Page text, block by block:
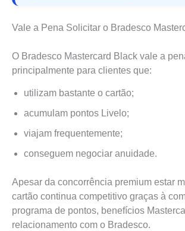
Vale a Pena Solicitar o Bradesco
O Bradesco Mastercard Black vale a
principalmente para clientes que:
utilizam bastante o cartão;
acumulam pontos Livelo;
viajam frequentemente;
conseguem negociar anuidade.
Apesar da concorrência premium estar
cartão continua competitivo graças à
programa de pontos, benefícios
relacionamento com o Bradesco.